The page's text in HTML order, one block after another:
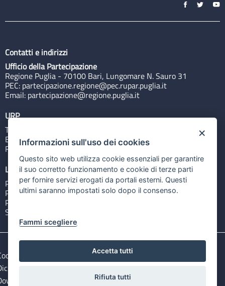
Contatti e indirizzi
Ufficio della Partecipazione
Regione Puglia - 70100 Bari, Lungomare N. Sauro 31
PEC: partecipazione.regione@pec.rupar.puglia.it
Email: partecipazione@regione.puglia.it
URP
Tel: 800713939
Email:quiregione@regione.puglia.it
Rubrica
Link utili
Portale Istituzionale
PO FESR Puglia 2014-2020
PSR Puglia 2014-2020
Sistema Puglia
e privacy
Note legali
di accessibilità
Open Data files
×
Informazioni sull'uso dei cookies
Questo sito web utilizza cookie essenziali per garantire
il suo corretto funzionamento e cookie di terze parti
per fornire servizi erogati da portali esterni. Questi
ultimi saranno impostati solo dopo il consenso.
Fammi scegliere
Accetta tutti
Rifiuta tutti